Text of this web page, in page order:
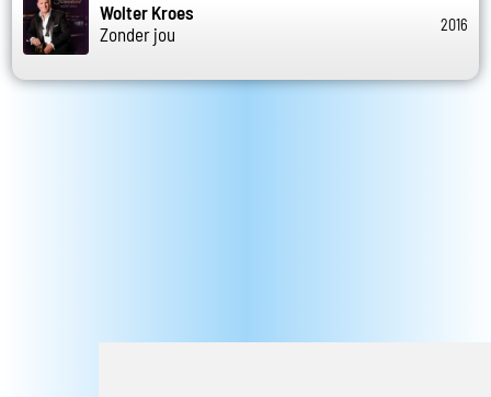
Wolter Kroes
Zonder jou
2016